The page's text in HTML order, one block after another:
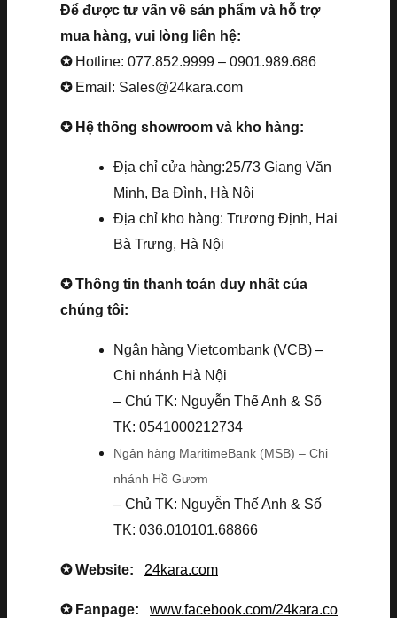
Để được tư vấn về sản phẩm và hỗ trợ
mua hàng, vui lòng liên hệ:
✪ Hotline: 077.852.9999 – 0901.989.686
✪ Email: Sales@24kara.com
✪ Hệ thống showroom và kho hàng:
Địa chỉ cửa hàng:25/73 Giang Văn
Minh, Ba Đình, Hà Nội
Địa chỉ kho hàng: Trương Định, Hai
Bà Trưng, Hà Nội
✪ Thông tin thanh toán duy nhất của
chúng tôi:
Ngân hàng Vietcombank (VCB) –
Chi nhánh Hà Nội
– Chủ TK: Nguyễn Thế Anh & Số
TK: 0541000212734
Ngân hàng MaritimeBank (MSB) – Chi
nhánh Hồ Gươm
– Chủ TK: Nguyễn Thế Anh & Số
TK: 036.010101.68866
✪ Website: 24kara.com
✪ Fanpage: www.facebook.com/24kara.co